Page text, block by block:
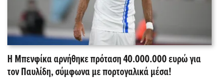
Η Μπενφίκα αρνήθηκε πρόταση 40.000.000 ευρώ για
τον Παυλίδη, σύμφωνα με πορτογαλικά μέσα!